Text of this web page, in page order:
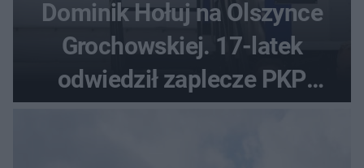
Dominik Hołuj na Olszynce
Grochowskiej. 17-latek
odwiedził zaplecze PKP
Intercity